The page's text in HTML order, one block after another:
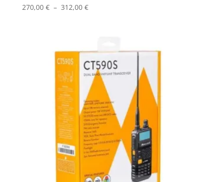
270,00 € – 312,00 €Plage
à
312,00 €